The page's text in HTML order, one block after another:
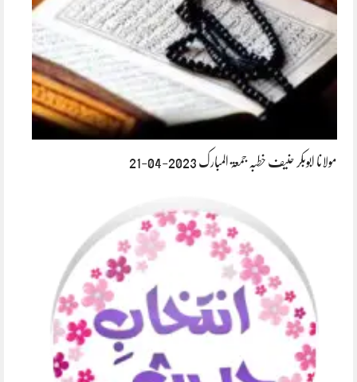
مولانا ابوبکر حنیف خطبہ جمعۃ المبارک 2023-04-21